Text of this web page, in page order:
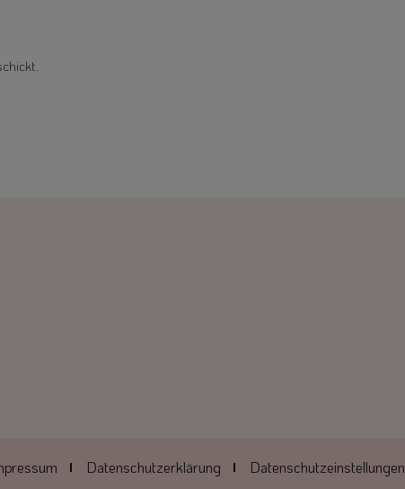
Datenschutzerklärung Datenschutzeinstellungen